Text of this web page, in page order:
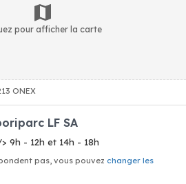
pour afficher la carte
ONEX
LF SA
9h - 12h et 14h - 18h
pas, vous pouvez changer les